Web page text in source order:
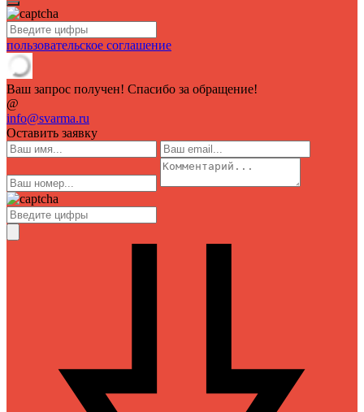
пользовательское соглашение
Ваш запрос получен! Спасибо за обращение!
@
info@svarma.ru
Оставить заявку